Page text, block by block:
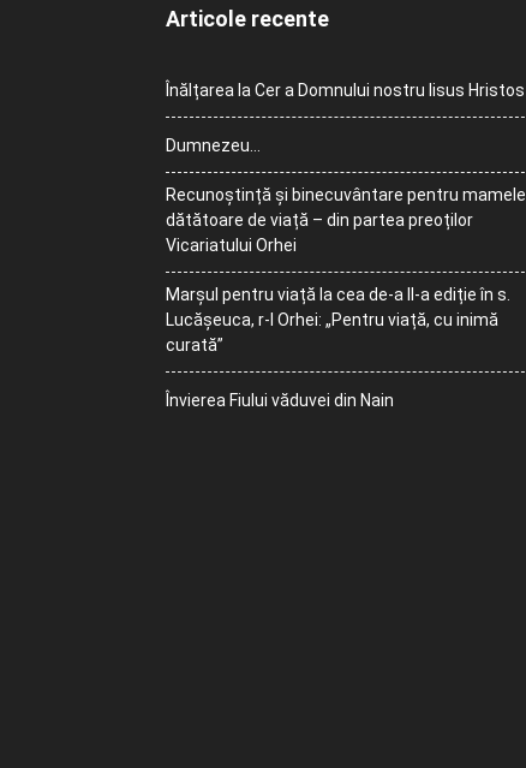
Articole recente
Înălțarea la Cer a Domnului nostru Iisus Hristos
Dumnezeu…
Recunoștință și binecuvântare pentru mamele
dătătoare de viață – din partea preoților
Vicariatului Orhei
Marșul pentru viață la cea de-a II-a ediție în s.
Lucășeuca, r-l Orhei: „Pentru viață, cu inimă
curată”
Învierea Fiului văduvei din Nain